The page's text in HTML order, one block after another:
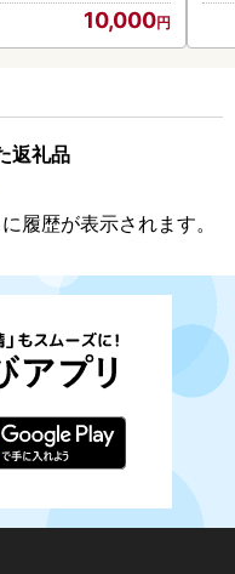
10,000
返礼品
履歴が表示されます。